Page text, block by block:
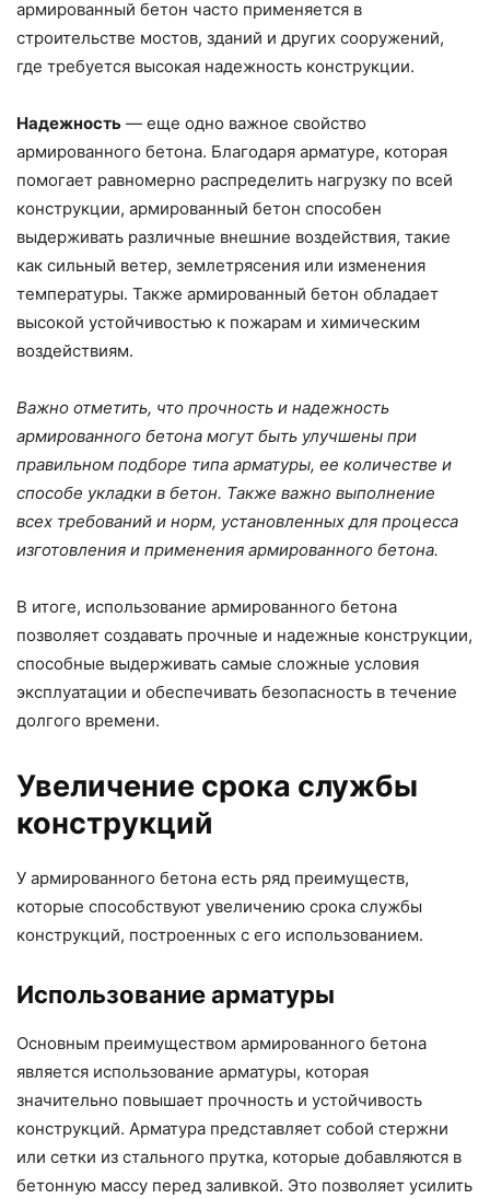
армированный бетон часто применяется в
строительстве мостов, зданий и других сооружений,
где требуется высокая надежность конструкции.
Надежность — еще одно важное свойство
армированного бетона. Благодаря арматуре, которая
помогает равномерно распределить нагрузку по всей
конструкции, армированный бетон способен
выдерживать различные внешние воздействия, такие
как сильный ветер, землетрясения или изменения
температуры. Также армированный бетон обладает
высокой устойчивостью к пожарам и химическим
воздействиям.
Важно отметить, что прочность и надежность
армированного бетона могут быть улучшены при
правильном подборе типа арматуры, ее количестве и
способе укладки в бетон. Также важно выполнение
всех требований и норм, установленных для процесса
изготовления и применения армированного бетона.
В итоге, использование армированного бетона
позволяет создавать прочные и надежные конструкции,
способные выдерживать самые сложные условия
эксплуатации и обеспечивать безопасность в течение
долгого времени.
Увеличение срока службы
конструкций
У армированного бетона есть ряд преимуществ,
которые способствуют увеличению срока службы
конструкций, построенных с его использованием.
Использование арматуры
Основным преимуществом армированного бетона
является использование арматуры, которая
значительно повышает прочность и устойчивость
конструкций. Арматура представляет собой стержни
или сетки из стального прутка, которые добавляются в
бетонную массу перед заливкой. Это позволяет усилить